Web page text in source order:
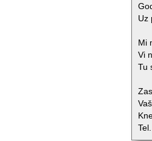
Uz
Mi
Vi
Tu